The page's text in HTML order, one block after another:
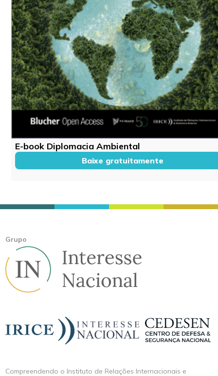
E-book Diplomacia Ambiental
Baixe gratuitamente
Grupo
Compreendendo o Instituto de Relações Internacionais e